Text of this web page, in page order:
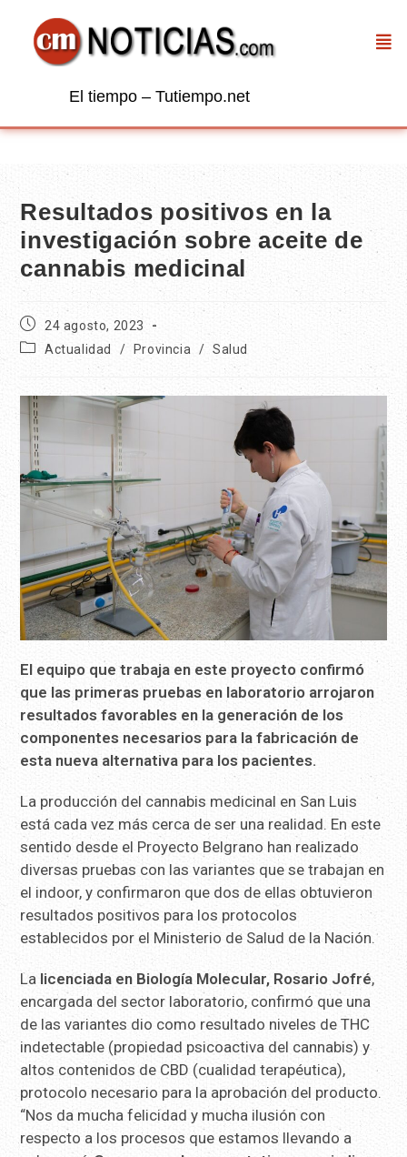
El tiempo – Tutiempo.net
Resultados positivos en la
investigación sobre aceite de
cannabis medicinal
24 agosto, 2023
Actualidad
/ Provincia / Salud
El equipo que trabaja en este proyecto confirmó
que las primeras pruebas en laboratorio arrojaron
resultados favorables en la generación de los
componentes necesarios para la fabricación de
esta nueva alternativa para los pacientes.
La producción del cannabis medicinal en San Luis
está cada vez más cerca de ser una realidad. En este
sentido desde el Proyecto Belgrano han realizado
diversas pruebas con las variantes que se trabajan en
el indoor, y confirmaron que dos de ellas obtuvieron
resultados positivos para los protocolos
establecidos por el Ministerio de Salud de la Nación.
La licenciada en Biología Molecular, Rosario Jofré,
encargada del sector laboratorio, confirmó que una
de las variantes dio como resultado niveles de THC
indetectable (propiedad psicoactiva del cannabis) y
altos contenidos de CBD (cualidad terapéutica),
protocolo necesario para la aprobación del producto.
“Nos da mucha felicidad y mucha ilusión con
respecto a los procesos que estamos llevando a